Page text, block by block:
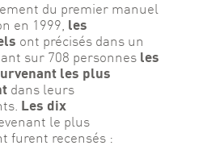
du premier manuel
en 1999, les
ont précisés dans un
sur 708 personnes les
les plus
dans leurs
Les dix
le plus
furent recensés :